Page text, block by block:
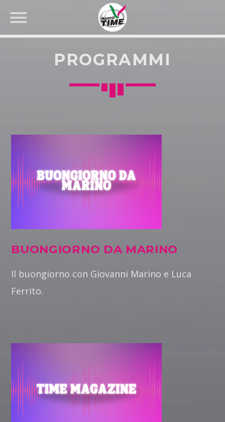
PROGRAMMI
BUONGIORNO DA MARINO
Il buongiorno con Giovanni Marino e Luca
Ferrito.